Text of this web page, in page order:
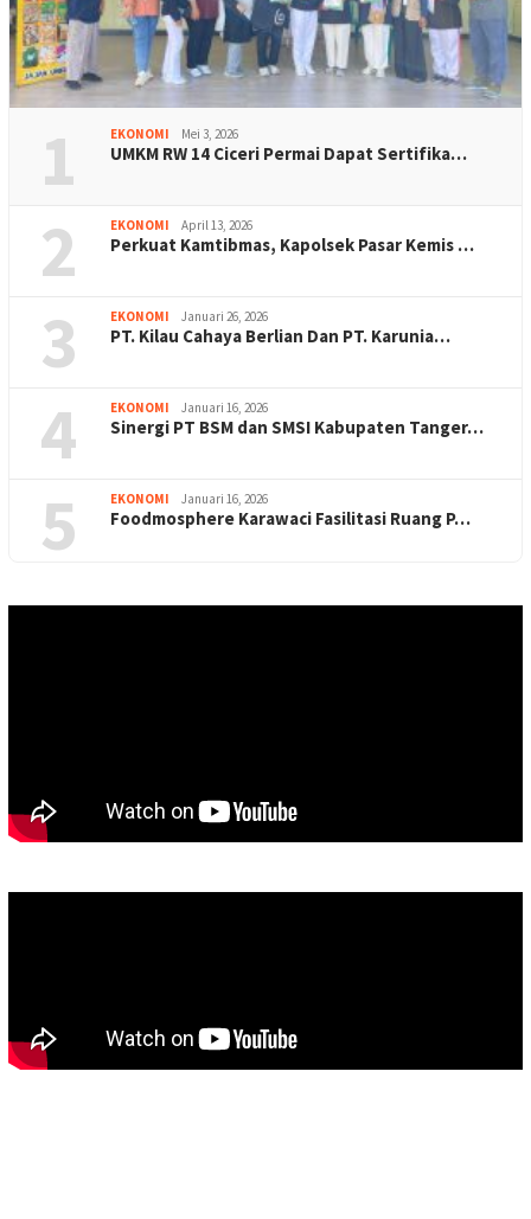
1 EKONOMI Mei 3, 2026
UMKM RW 14 Ciceri Permai Dapat Sertifika…
2 EKONOMI April 13, 2026
Perkuat Kamtibmas, Kapolsek Pasar Kemis …
3 EKONOMI Januari 26, 2026
PT. Kilau Cahaya Berlian Dan PT. Karunia…
4 EKONOMI Januari 16, 2026
Sinergi PT BSM dan SMSI Kabupaten Tanger…
5 EKONOMI Januari 16, 2026
Foodmosphere Karawaci Fasilitasi Ruang P…